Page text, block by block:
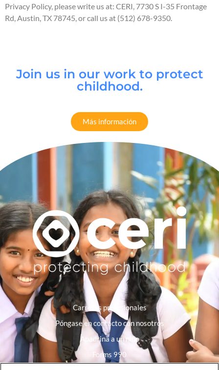
Privacy Policy, please write us at: CERI, 7730 S I-35 Frontage
Rd, Austin, TX 78745, or call us at (512) 678-9350.
Join us in our work to protect
childhood.
Más información
Carreras profesionales
Póngase en contacto con nosotros
Apadrina a un niño
Forms 990